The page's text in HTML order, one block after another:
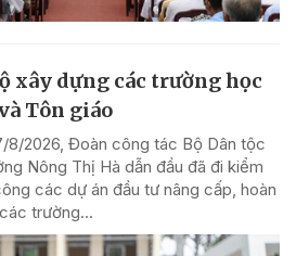
xây dựng các trường học
Tôn giáo
8/2026, Đoàn công tác Bộ Dân tộc
Nông Thị Hà dẫn đầu đã đi kiểm
các dự án đầu tư nâng cấp, hoàn
trường...